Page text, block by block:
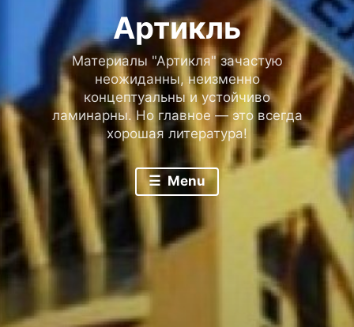
Артикль
Материалы "Артикля" зачастую
неожиданны, неизменно
концептуальны и устойчиво
ламинарны. Но главное — это всегда
хорошая литература!
Menu